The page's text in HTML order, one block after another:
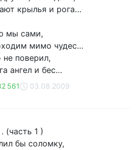
крылья и рога…
мы сами,
мимо чудес…
не поверил,
ангел и бес…
561 03.08.2009
(часть 1 )
бы соломку,